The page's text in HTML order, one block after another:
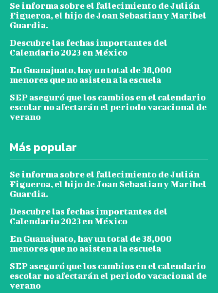
Se informa sobre el fallecimiento de Julián
Figueroa, el hijo de Joan Sebastian y Maribel
Guardia.
Descubre las fechas importantes del
Calendario 2023 en México
En Guanajuato, hay un total de 38,000
menores que no asisten a la escuela
SEP aseguró que los cambios en el calendario
escolar no afectarán el periodo vacacional de
verano
Más popular
Se informa sobre el fallecimiento de Julián
Figueroa, el hijo de Joan Sebastian y Maribel
Guardia.
Descubre las fechas importantes del
Calendario 2023 en México
En Guanajuato, hay un total de 38,000
menores que no asisten a la escuela
SEP aseguró que los cambios en el calendario
escolar no afectarán el periodo vacacional de
verano